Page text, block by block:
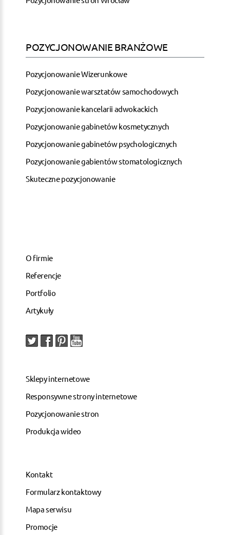
POZYCJONOWANIE BRANŻOWE
Pozycjonowanie Wizerunkowe
Pozycjonowanie warsztatów samochodowych
Pozycjonowanie kancelarii adwokackich
Pozycjonowanie gabinetów kosmetycznych
Pozycjonowanie gabinetów psychologicznych
Pozycjonowanie gabientów stomatologicznych
Skuteczne pozycjonowanie
O firmie
Referencje
Portfolio
Artykuły
Sklepy internetowe
Responsywne strony internetowe
Pozycjonowanie stron
Produkcja wideo
Kontakt
Formularz kontaktowy
Mapa serwisu
Promocje